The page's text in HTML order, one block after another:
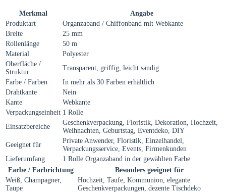
Merkmal
Angabe
Produktart
Organzaband / Chiffonband mit Webkante
Breite
25 mm
Rollenlänge
50 m
Material
Polyester
Oberfläche /
Struktur
Transparent, griffig, leicht sandig
Farbe / Farben
In mehr als 30 Farben erhältlich
Drahtkante
Nein
Kante
Webkante
Verpackungseinheit 1 Rolle
Einsatzbereiche
Geschenkverpackung, Floristik, Dekoration, Hochzeit,
Weihnachten, Geburtstag, Eventdeko, DIY
Geeignet für
Private Anwender, Floristik, Einzelhandel,
Verpackungsservice, Events, Firmenkunden
Lieferumfang
1 Rolle Organzaband in der gewählten Farbe
Farbe / Farbrichtung
Besonders geeignet für
Weiß, Champagner,
Taupe
Hochzeit, Taufe, Kommunion, elegante
Geschenkverpackungen, dezente Tischdeko